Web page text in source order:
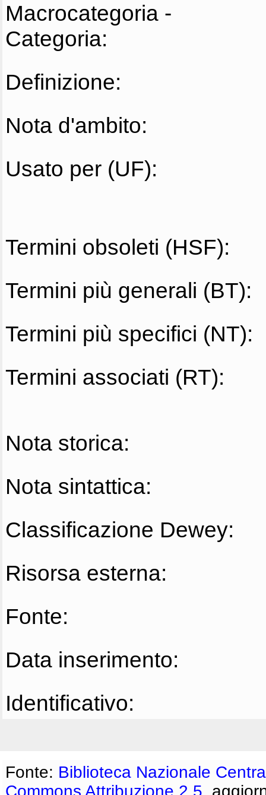
Macrocategoria -
Categoria:
Definizione:
Nota d'ambito:
Usato per (UF):
Termini obsoleti (HSF):
Termini più generali (BT):
Termini più specifici (NT):
Termini associati (RT):
Nota storica:
Nota sintattica:
Classificazione Dewey:
Risorsa esterna:
Fonte:
Data inserimento:
Identificativo:
Fonte: Biblioteca Nazionale
Commons Attribuzione 2.5 ,